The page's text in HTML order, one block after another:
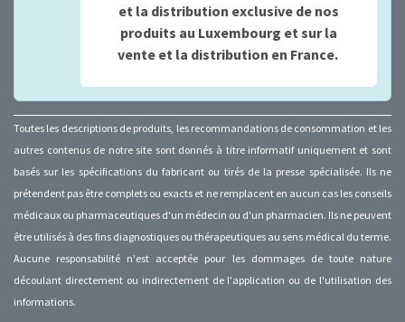
et la distribution exclusive de nos
produits au Luxembourg et sur la
vente et la distribution en France.
Toutes les descriptions de produits, les recommandations de consommation et les
autres contenus de notre site sont donnés à titre informatif uniquement et sont
basés sur les spécifications du fabricant ou tirés de la presse spécialisée. Ils ne
prétendent pas être complets ou exacts et ne remplacent en aucun cas les conseils
médicaux ou pharmaceutiques d'un médecin ou d'un pharmacien. Ils ne peuvent
être utilisés à des fins diagnostiques ou thérapeutiques au sens médical du terme.
Aucune responsabilité n'est acceptée pour les dommages de toute nature
découlant directement ou indirectement de l'application ou de l'utilisation des
informations.